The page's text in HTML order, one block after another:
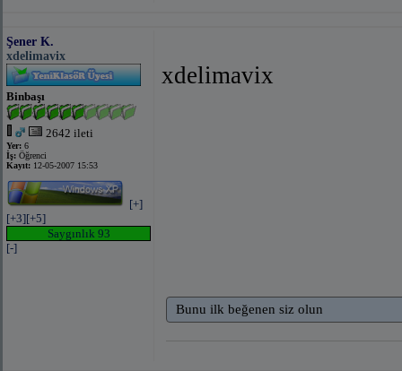
Şener K.
xdelimavix
Binbaşı
2642 ileti
Yer: 6
İş: Öğrenci
Kayıt: 12-05-2007 15:53
[+]
[+3][+5]
Saygınlık 93
[-]
xdelimavix
Bunu ilk beğenen siz olun